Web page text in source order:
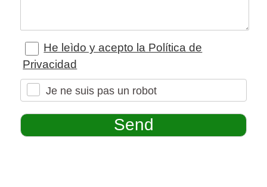
He leìdo y acepto la Política de
Privacidad
Je ne suis pas un robot